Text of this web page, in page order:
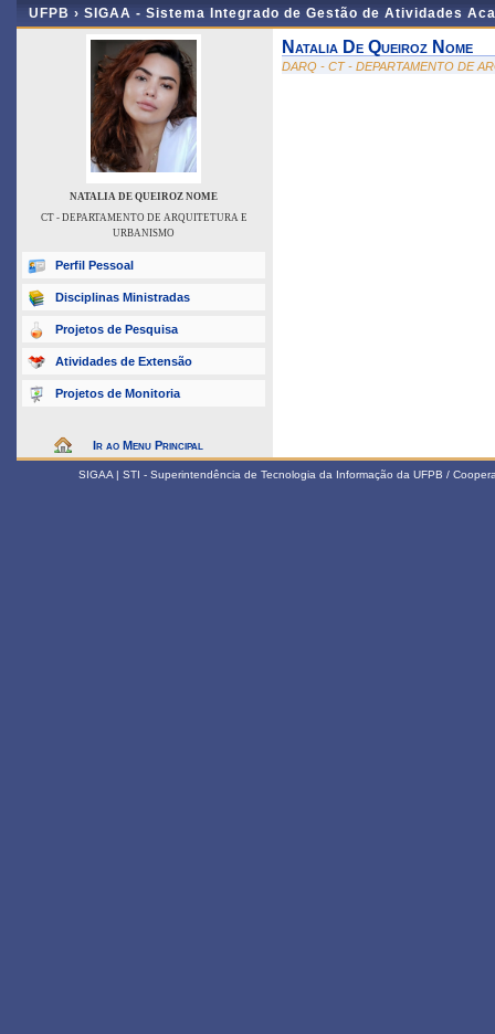
UFPB › SIGAA - Sistema Integrado de Gestão de Atividades
NATALIA DE QUEIROZ NOME
CT - DEPARTAMENTO DE ARQUITETURA E
URBANISMO
Perfil Pessoal
Disciplinas Ministradas
Projetos de Pesquisa
Atividades de Extensão
Projetos de Monitoria
Ir ao Menu Principal
Natalia De Queiroz Nome
DARQ - CT - DEPARTAMENTO DE
SIGAA | STI - Superintendência de Tecnologia da Informação da UFPB /